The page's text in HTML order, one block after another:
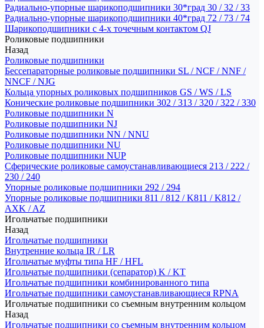
Радиально-упорные шарикоподшипники 30*град 30 / 32 / 33
Радиально-упорные шарикоподшипники 40*град 72 / 73 / 74
Шарикоподшипники с 4-х точечным контактом QJ
Роликовые подшипники
Назад
Роликовые подшипники
Бессепараторные роликовые подшипники SL / NCF / NNF /
NNCF / NJG
Кольца упорных роликовых подшипников GS / WS / LS
Конические роликовые подшипники 302 / 313 / 320 / 322 / 330
Роликовые подшипники N
Роликовые подшипники NJ
Роликовые подшипники NN / NNU
Роликовые подшипники NU
Роликовые подшипники NUP
Сферические роликовые самоустанавливающиеся 213 / 222 /
230 / 240
Упорные роликовые подшипники 292 / 294
Упорные роликовые подшипники 811 / 812 / K811 / K812 /
AXK / AZ
Игольчатые подшипники
Назад
Игольчатые подшипники
Внутренние кольца IR / LR
Игольчатые муфты типа HF / HFL
Игольчатые подшипники (сепаратор) K / KT
Игольчатые подшипники комбинированного типа
Игольчатые подшипники самоустанавливающиеся RPNA
Игольчатые подшипники со съемным внутренним кольцом
Назад
Игольчатые подшипники со съемным внутренним кольцом